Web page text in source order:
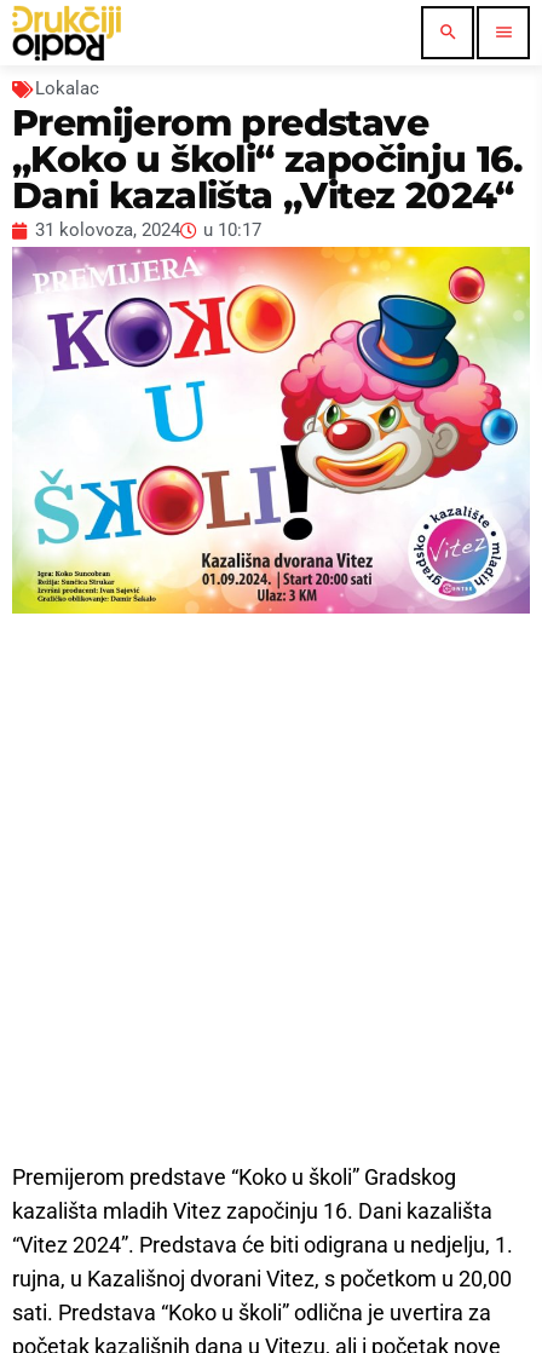
search menu
Lokalac
Premijerom predstave
„Koko u školi“ započinju 16.
Dani kazališta „Vitez 2024“
31 kolovoza, 2024 u 10:17
Premijerom predstave “Koko u školi” Gradskog
kazališta mladih Vitez započinju 16. Dani kazališta
“Vitez 2024”. Predstava će biti odigrana u nedjelju, 1.
rujna, u Kazališnoj dvorani Vitez, s početkom u 20,00
sati. Predstava “Koko u školi” odlična je uvertira za
početak kazališnih dana u Vitezu, ali i početak nove